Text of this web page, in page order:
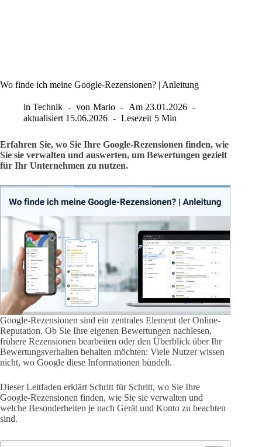
Wo finde ich meine Google-Rezensionen? | Anleitung
in Technik von Mario Am 23.01.2026
aktualisiert 15.06.2026 Lesezeit 5 Min
Erfahren Sie, wo Sie Ihre Google-Rezensionen finden, wie
Sie sie verwalten und auswerten, um Bewertungen gezielt
für Ihr Unternehmen zu nutzen.
Google-Rezensionen sind ein zentrales Element der Online-
Reputation. Ob Sie Ihre eigenen Bewertungen nachlesen,
frühere Rezensionen bearbeiten oder den Überblick über Ihr
Bewertungsverhalten behalten möchten: Viele Nutzer wissen
nicht, wo Google diese Informationen bündelt.
Dieser Leitfaden erklärt Schritt für Schritt, wo Sie Ihre
Google-Rezensionen finden, wie Sie sie verwalten und
welche Besonderheiten je nach Gerät und Konto zu beachten
sind.